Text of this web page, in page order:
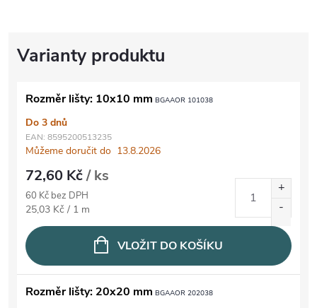
Rozměr lišty: 10x10 mm BGAAOR 101038
Do 3 dnů
EAN: 8595200513235
Můžeme doručit do 13.8.2026
72,60 Kč/ ks
60 Kč bez DPH
Měrná cena:
25,03 Kč / 1 m
VLOŽIT DO KOŠÍKU
Rozměr lišty: 20x20 mm BGAAOR 202038